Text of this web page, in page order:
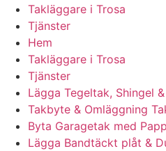
Takläggare i Trosa
Tjänster
Hem
Takläggare i Trosa
Tjänster
Lägga Tegeltak, Shingel
Takbyte & Omläggning
Byta Garagetak med
Lägga Bandtäckt plåt &